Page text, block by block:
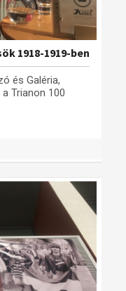
1918-1919-ben
és Galéria,
Trianon 100